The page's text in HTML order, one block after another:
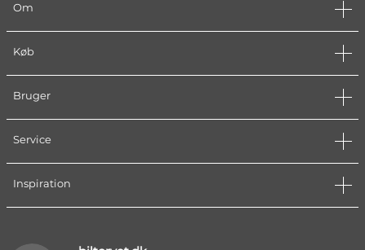
Om
Køb
Bruger
Service
Inspiration